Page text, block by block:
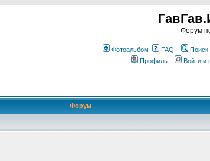
Форум
Фотоальбом FAQ Поиск
Профиль
Войти и
Форум